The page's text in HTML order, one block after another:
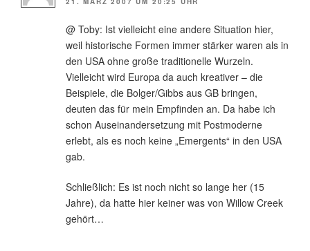
@ Toby: Ist vielleicht eine andere Situation hier,
weil historische Formen immer stärker waren als in
den USA ohne große traditionelle Wurzeln.
Vielleicht wird Europa da auch kreativer – die
Beispiele, die Bolger/Gibbs aus GB bringen,
deuten das für mein Empfinden an. Da habe ich
schon Auseinandersetzung mit Postmoderne
erlebt, als es noch keine „Emergents“ in den USA
gab.
Schließlich: Es ist noch nicht so lange her (15
Jahre), da hatte hier keiner was von Willow Creek
gehört…